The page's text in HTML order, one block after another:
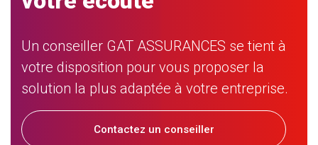
Un conseiller GAT ASSURANCES se tient à
votre disposition pour vous proposer la
solution la plus adaptée à votre entreprise.
Contactez un conseiller